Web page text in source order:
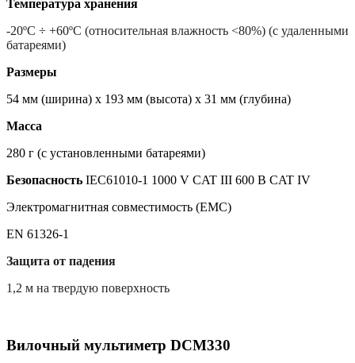
Температура хранения
-20ºC ÷ +60ºC (относительная влажность <80%) (с удаленными
батареями)
Размеры
54 мм (ширина) x 193 мм (высота) x 31 мм (глубина)
Масса
280 г (с установленными батареями)
Безопасность IEC61010-1 1000 V CAT III 600 В CAT IV
Электромагнитная совместимость (EMC)
EN 61326-1
Защита от падения
1,2 м на твердую поверхность
Вилочный мультиметр DCM330